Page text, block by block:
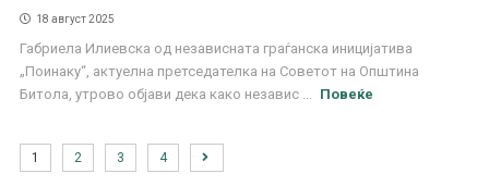
18 август 2025
Габриела Илиевска од независната граѓанска иницијатива
„Поинаку“, актуелна претседателка на Советот на Општина
Битола, утрово објави дека како независ ...
Повеќе
1 2 3 4